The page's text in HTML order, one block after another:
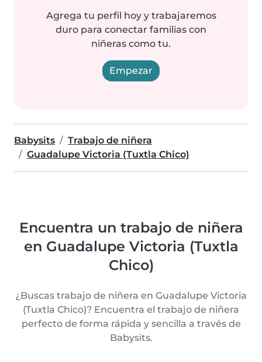
Agrega tu perfil hoy y trabajaremos
duro para conectar familias con
niñeras como tu.
Empezar
Babysits
Trabajo de niñera
Guadalupe Victoria (Tuxtla Chico)
Encuentra un trabajo de niñera
en Guadalupe Victoria (Tuxtla
Chico)
¿Buscas trabajo de niñera en Guadalupe Victoria
(Tuxtla Chico)? Encuentra el trabajo de niñera
perfecto de forma rápida y sencilla a través de
Babysits.